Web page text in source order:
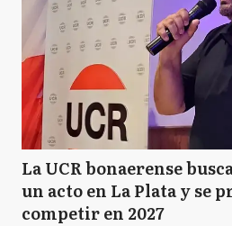
La UCR bonaerense
un acto en La Plata y se
competir en 2027